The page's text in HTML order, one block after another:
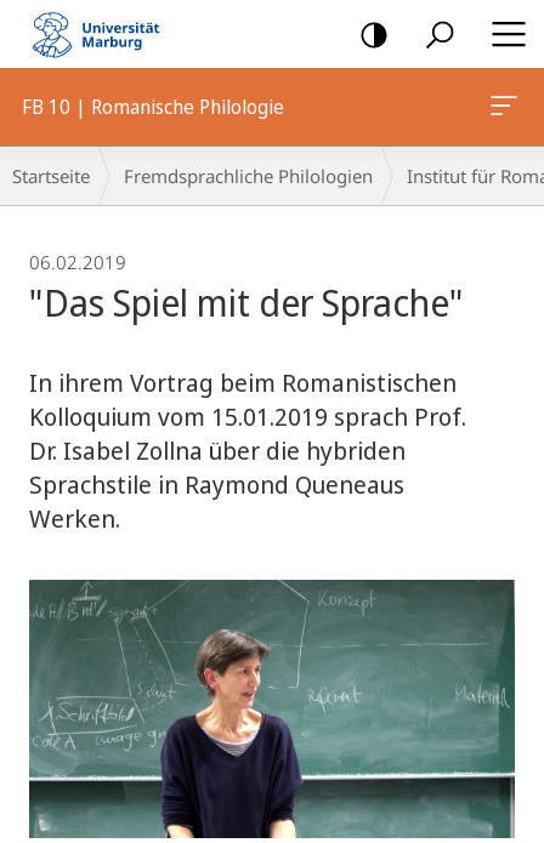
Mobile-
Navigation
FB 10 | Romanische Philologie
Breadcrumb-
Navigation
Startseite Fremdsprachliche Philologien Institut für
06.02.2019
"Das Spiel mit der Sprache"
In ihrem Vortrag beim Romanistischen
Kolloquium vom 15.01.2019 sprach Prof.
Dr. Isabel Zollna über die hybriden
Sprachstile in Raymond Queneaus
Werken.